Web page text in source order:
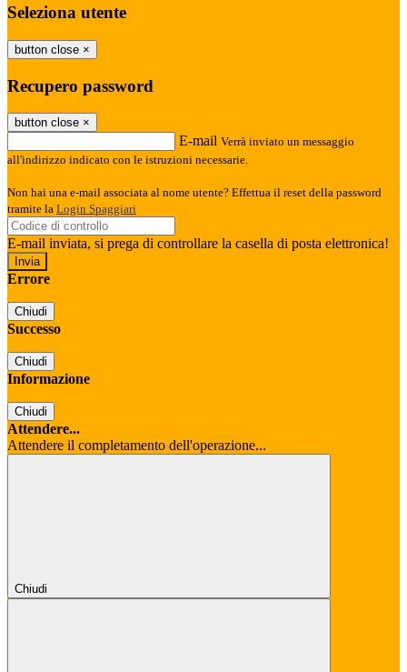
Seleziona utente
button close ×
Recupero password
button close ×
E-mail Verrà inviato un messaggio
all'indirizzo indicato con le istruzioni necessarie.
Non hai una e-mail associata al nome utente? Effettua il reset della password
tramite la Login Spaggiari
E-mail inviata, si prega di controllare la casella di posta elettronica!
Errore
Chiudi
Successo
Chiudi
Informazione
Chiudi
Attendere...
Attendere il completamento dell'operazione...
Chiudi